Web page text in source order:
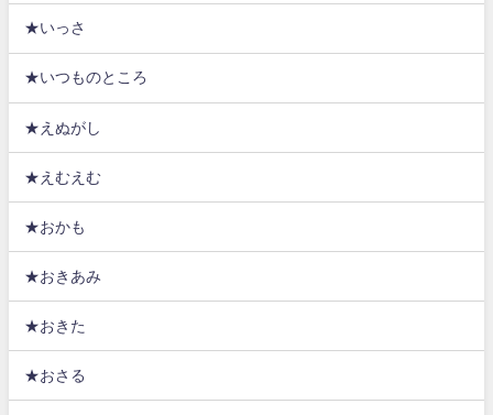
★いっさ
★いつものところ
★えぬがし
★えむえむ
★おかも
★おきあみ
★おきた
★おさる